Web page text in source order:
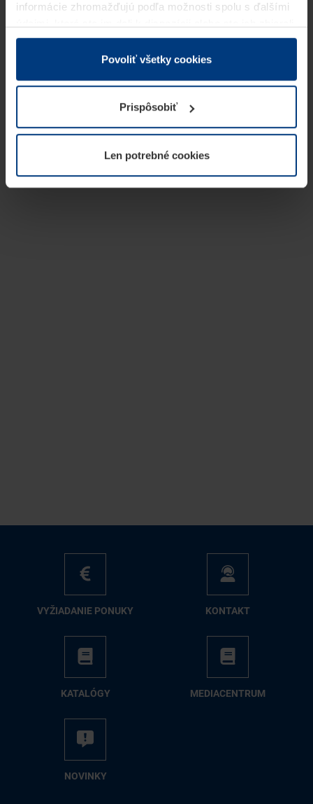
informácie zhromažďujú podľa možnosti spolu s ďalšími
v rámci Vášho využívania služieb.
Z právneho hľadiska môžeme cookies ukladať na Vašom
prevádzku tejto stránky. Pre všetky ostatné typy cookie
potrebujeme Vaše povolenie. Vaše povolenie môžete
kedykoľvek zmeniť alebo odvolať vo vysvetlení cookie
našej webovej stránky.
Povoliť všetky cookies
Prispôsobiť
Len potrebné cookies
VY­ŽIA­DA­NIE PO­NU­KY KON­TAKT
KA­TA­LÓ­GY ME­DIA­CEN­TRUM
NO­VIN­KY